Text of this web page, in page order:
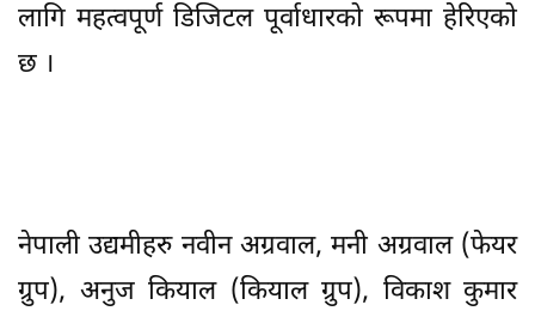
लागि महत्वपूर्ण डिजिटल पूर्वाधारको रूपमा हेरिएको
छ ।
नेपाली उद्यमीहरु नवीन अग्रवाल, मनी अग्रवाल (फेयर
ग्रुप), अनुज कियाल (कियाल ग्रुप), विकाश कुमार